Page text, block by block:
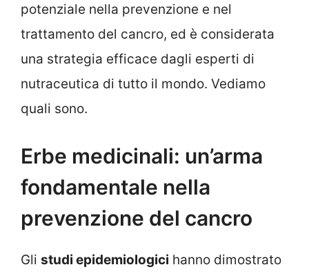
potenziale nella prevenzione e nel
trattamento del cancro, ed è considerata
una strategia efficace dagli esperti di
nutraceutica di tutto il mondo. Vediamo
quali sono.
Erbe medicinali: un’arma
fondamentale nella
prevenzione del cancro
Gli studi epidemiologici hanno dimostrato